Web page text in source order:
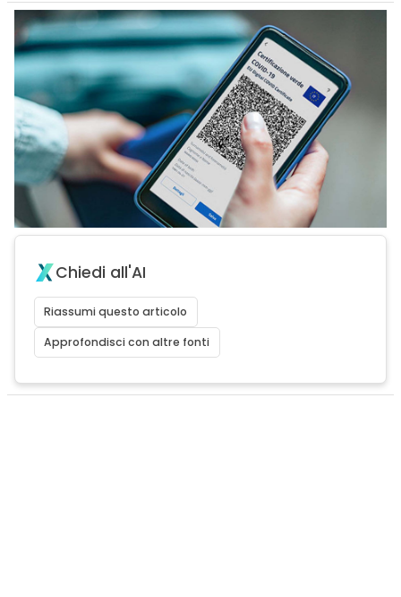
Chiedi all'AI
Riassumi questo articolo
Approfondisci con altre fonti